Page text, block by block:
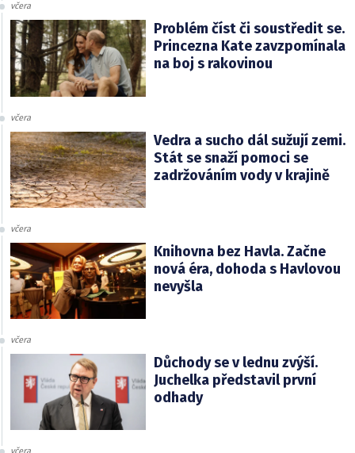
včera
Problém číst či soustředit se.
Princezna Kate zavzpomínala
na boj s rakovinou
včera
Vedra a sucho dál sužují zemi.
Stát se snaží pomoci se
zadržováním vody v krajině
včera
Knihovna bez Havla. Začne
nová éra, dohoda s Havlovou
nevyšla
včera
Důchody se v lednu zvýší.
Juchelka představil první
odhady
včera